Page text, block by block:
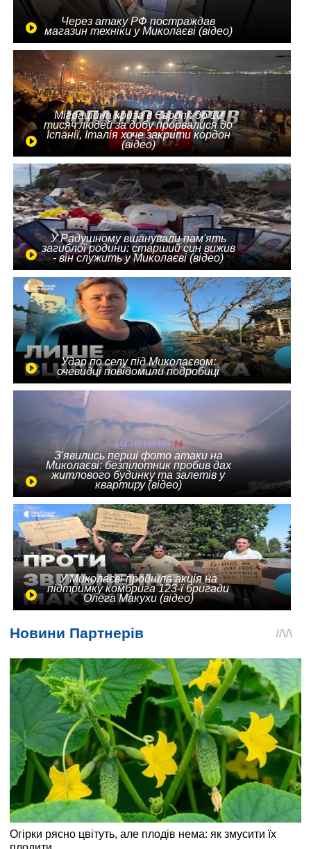
Через атаку РФ постраждав
магазин техніки у Миколаєві (відео)
Міграційна криза в Європі: до 10
тисяч людей за добу прорвалися до
Іспанії, Італія хоче закрити кордон
(відео)
У Радушному вшанували пам'ять
загиблої родини: старший син вижив
- він служить у Миколаєві (відео)
Удар по селу під Миколаєвом:
очевидці повідомили подробиці
З'явились перші фото атаки на
Миколаєві: безпілотник пробив дах
житлового будинку та залетів у
квартиру (відео)
У Миколаєві пройшла акція на
підтримку комбрига 123-ї бригади
Олега Макухи (відео)